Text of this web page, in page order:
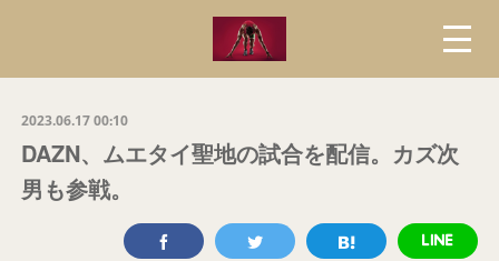
2023.06.17 00:10
DAZN、ムエタイ聖地の試合を配信。カズ次
男も参戦。